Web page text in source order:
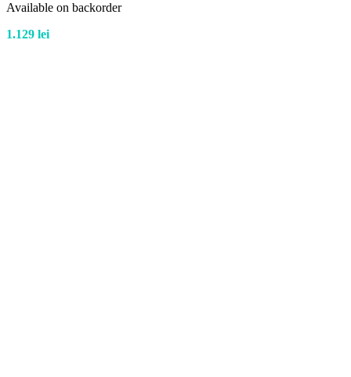
Available on backorder
1.129 lei